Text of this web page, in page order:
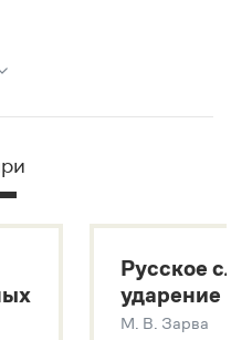
виде собрана вся
глаголов
слов
SaluteSpeech
Русское
ударение
М. В. Зарва